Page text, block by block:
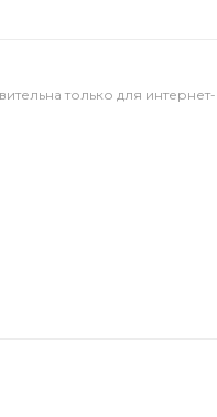
только для